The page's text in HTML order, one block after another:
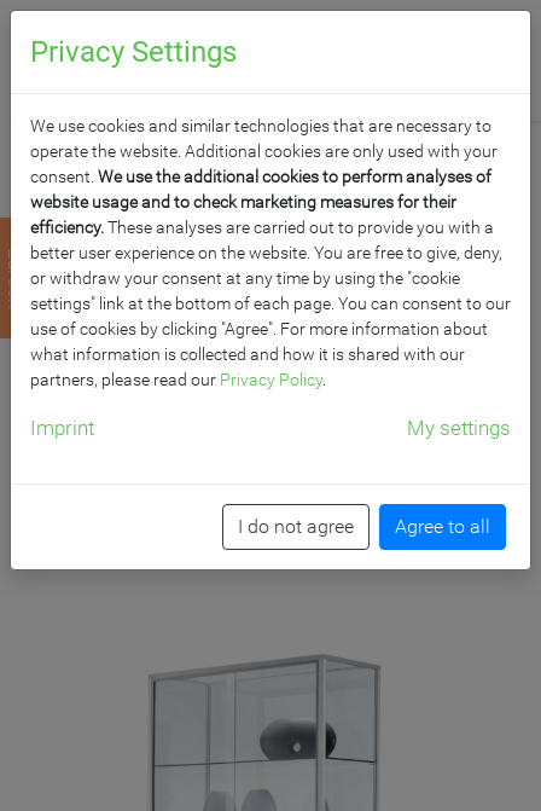
zurück STANDVITRINE LINK
MITTIG GETEILT MIT 4
SCHIEBETÜREN FÜR
DEN INNENBEREICH
Privacy Settings
We use cookies and similar technologies that are necessary to
operate the website. Additional cookies are only used with your
consent. We use the additional cookies to perform analyses of
website usage and to check marketing measures for their
efficiency.These analyses are carried out to provide you with a
better user experience on the website. You are free to give, deny,
or withdraw your consent at any time by using the "cookie
settings" link at the bottom of each page. You can consent to our
use of cookies by clicking "Agree". For more information about
what information is collected and how it is shared with our
partners, please read our Privacy Policy.
Imprint My settings
I do not agree Agree to all